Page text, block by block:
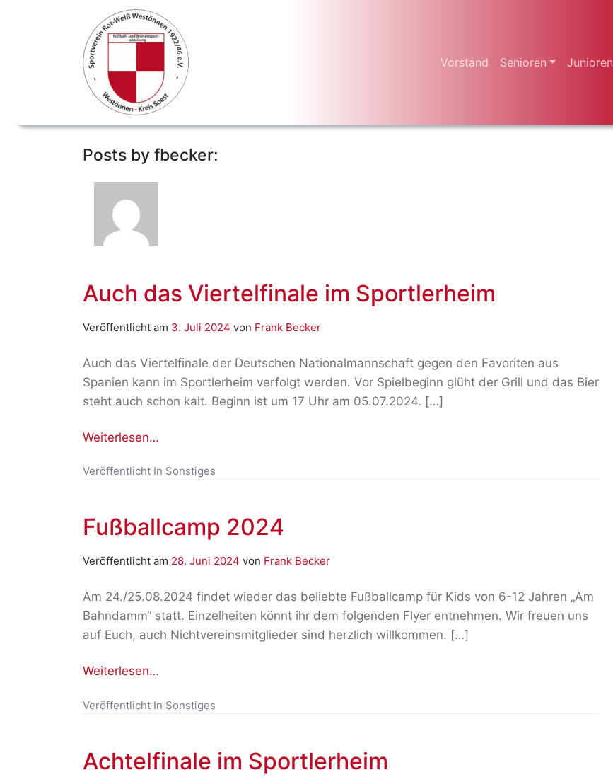
Vorstand Senioren Junioren
Posts by fbecker:
Auch das Viertelfinale im Sportlerheim
Veröffentlicht am 3. Juli 2024 von Frank Becker
Auch das Viertelfinale der Deutschen Nationalmannschaft gegen den Favoriten aus
Spanien kann im Sportlerheim verfolgt werden. Vor Spielbeginn glüht der Grill und das Bier
steht auch schon kalt. Beginn ist um 17 Uhr am 05.07.2024. […]
Weiterlesen…
Veröffentlicht In Sonstiges
Fußballcamp 2024
Veröffentlicht am 28. Juni 2024 von Frank Becker
Am 24./25.08.2024 findet wieder das beliebte Fußballcamp für Kids von 6-12 Jahren „Am
Bahndamm“ statt. Einzelheiten könnt ihr dem folgenden Flyer entnehmen. Wir freuen uns
auf Euch, auch Nichtvereinsmitglieder sind herzlich willkommen. […]
Weiterlesen…
Veröffentlicht In Sonstiges
Achtelfinale im Sportlerheim